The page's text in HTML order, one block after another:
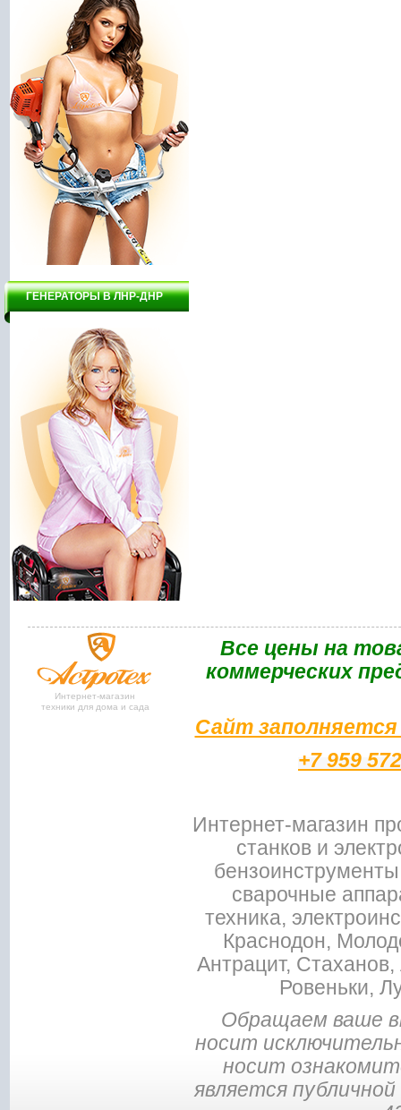
ГЕНЕРАТОРЫ В ЛНР-ДНР
Интернет-магазин
техники для дома и сада
Bce цены на
коммерческих
Сайт
+7 959
Интернет-магазин
станков и
сварочные
техника,
Краснодон,
Антрацит,
Ровеньки,
Обращаем ваше
носит
носит
является